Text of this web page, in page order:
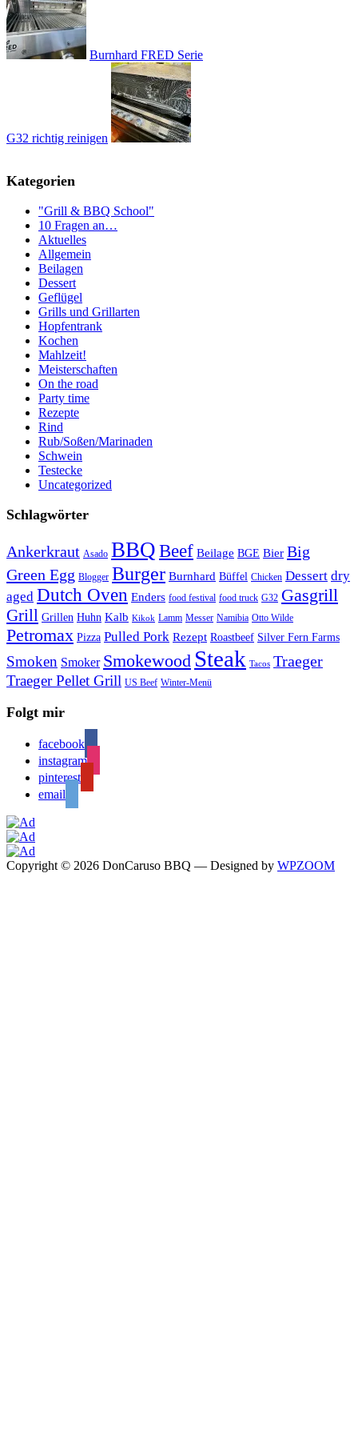
Burnhard FRED Serie
G32 richtig reinigen
Kategorien
"Grill & BBQ School"
10 Fragen an…
Aktuelles
Allgemein
Beilagen
Dessert
Geflügel
Grills und Grillarten
Hopfentrank
Kochen
Mahlzeit!
Meisterschaften
On the road
Party time
Rezepte
Rind
Rub/Soßen/Marinaden
Schwein
Testecke
Uncategorized
Schlagwörter
Ankerkraut Asado BBQBeef Beilage BGE Bier Big
Green Egg Blogger Burger Burnhard Büffel Chicken Dessert dry
aged Dutch Oven Enders food festival food truck G32 Gasgrill
Grill Grillen Huhn Kalb Kikok Lamm Messer Namibia Otto Wilde
Petromax Pizza Pulled Pork Rezept Roastbeef Silver Fern Farms
Smoken Smoker Smokewood Steak Tacos Traeger
Traeger Pellet Grill US Beef Winter-Menü
Folgt mir
facebook
instagram
pinterest
email
Copyright © 2026 DonCaruso BBQ — Designed by WPZOOM